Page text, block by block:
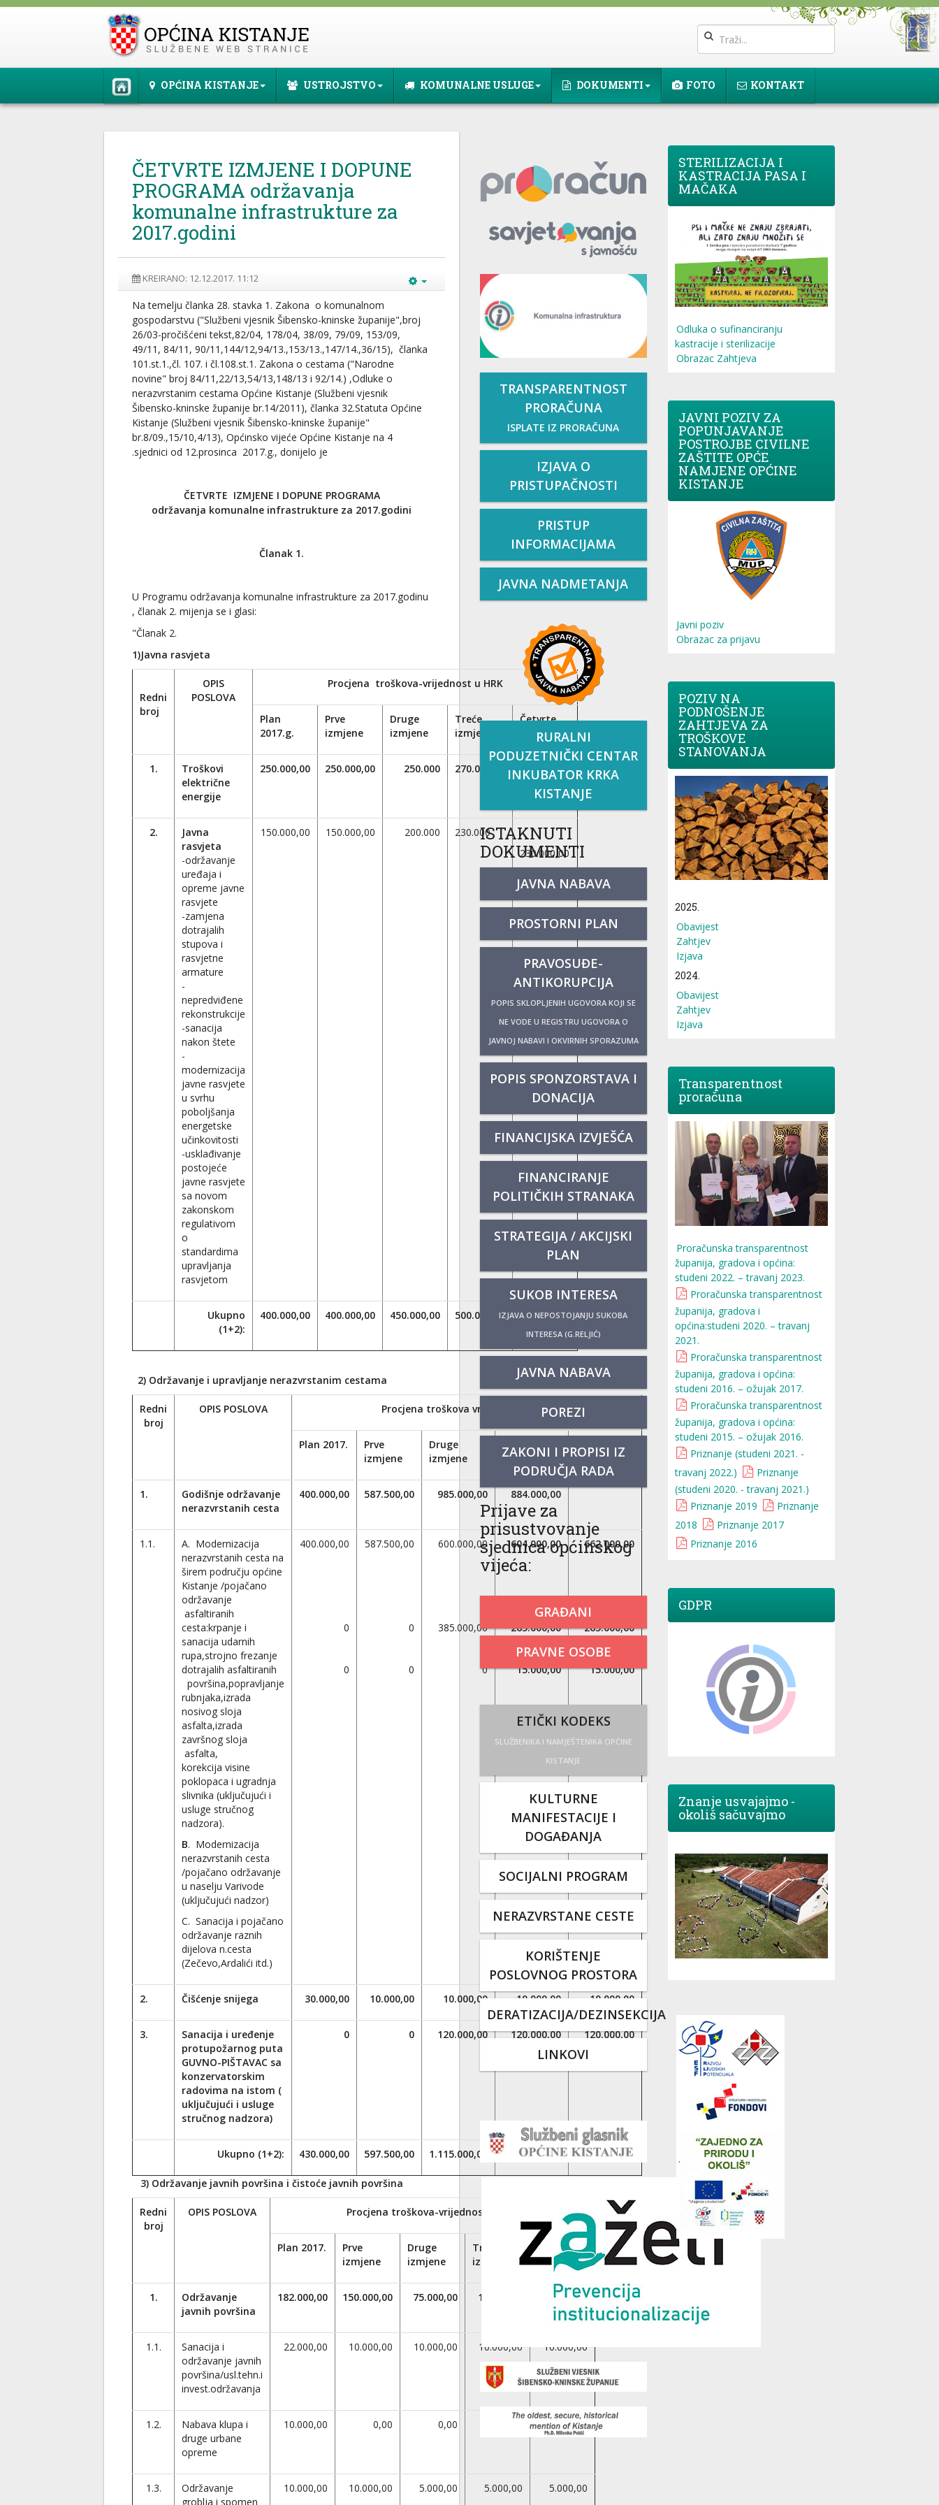
OPĆINA KISTANJE USTROJSTVO KOMUNALNE USLUGE DOKUMENTI FOTO KONTAKT
ČETVRTE IZMJENE I DOPUNE
PROGRAMA održavanja
komunalne infrastrukture za
2017.godini
KREIRANO: 12.12.2017. 11:12
Na temelju članka 28. stavka 1. Zakona o komunalnom
gospodarstvu ("Službeni vjesnik Šibensko-kninske županije",broj
26/03-pročišćeni tekst,82/04, 178/04, 38/09, 79/09, 153/09,
49/11, 84/11, 90/11,144/12,94/13.,153/13.,147/14.,36/15), članka
101.st.1.,čl. 107. i čl.108.st.1. Zakona o cestama ("Narodne
novine" broj 84/11,22/13,54/13,148/13 i 92/14.) ,Odluke o
nerazvrstanim cestama Općine Kistanje (Službeni vjesnik
Šibensko-kninske županije br.14/2011), članka 32.Statuta Općine
Kistanje (Službeni vjesnik Šibensko-kninske županije"
br.8/09.,15/10,4/13), Općinsko vijeće Općine Kistanje na 4
.sjednici od 12.prosinca 2017.g., donijelo je
ČETVRTE IZMJENE I DOPUNE PROGRAMA
održavanja komunalne infrastrukture za 2017.godini
Članak 1.
U Programu održavanja komunalne infrastrukture za 2017.godinu
, članak 2. mijenja se i glasi:
"Članak 2.
1)Javna rasvjeta
Redni
broj
OPIS
POSLOVA
Procjena troškova-vrijednost u HRK
Plan
2017.g.
Prve
izmjene
Druge
izmjene
Treće
izmjene
Četvrte
izmjene
1.
Troškovi
električne
energije
250.000,00 250.000,00 250.000 270.000 333.000,00
2.
Javna
rasvjeta
-održavanje
uređaja i
opreme javne
rasvjete
-zamjena
dotrajalih
stupova i
rasvjetne
armature
-
nepredviđene
rekonstrukcije
-sanacija
nakon štete
-
modernizacija
javne rasvjete
u svrhu
poboljšanja
energetske
učinkovitosti
-usklađivanje
postojeće
javne rasvjete
sa novom
zakonskom
regulativom
o
standardima
upravljanja
rasvjetom
150.000,00 150.000,00 200.000
230.000
230.000,00
Ukupno
(1+2):
400.000,00 400.000,00 450.000,00 500.000,00 563.000,00
2) Održavanje i upravljanje nerazvrstanim cestama
Redni
broj
OPIS POSLOVA Procjena troškova vrijednost u HRK
Plan 2017.
Prve
izmjene
Druge
izmjene
Treće
izmjene
Četvrte
izmjene
1.
Godišnje održavanje
nerazvrstanih cesta
400.000,00 587.500,00 985.000,00 884.000,00
1.1.
A. Modernizacija
nerazvrstanih cesta na
širem području općine
Kistanje /pojačano
održavanje
asfaltiranih
cesta:krpanje i
sanacija udarnih
rupa,strojno frezanje
dotrajalih asfaltiranih
površina,popravljanje
rubnjaka,izrada
nosivog sloja
asfalta,izrada
završnog sloja
asfalta,
korekcija visine
poklopaca i ugradnja
slivnika (uključujući i
usluge stručnog
nadzora).
B. Modernizacija
nerazvrstanih cesta
/pojačano održavanje
u naselju Varivode
(uključujući nadzor)
C. Sanacija i pojačano
održavanje raznih
dijelova n.cesta
(Zečevo,Ardalići itd.)
400.000,00
0
0
587.500,00
0
0
600.000,00
385.000,00
0
604.000,00
265.000,00
15.000,00
662.000,00
265.000,00
15.000,00
2. Čišćenje snijega 30.000,00 10.000,00 10.000,00 10.000,00 10.000,00
3.
Sanacija i uređenje
protupožarnog puta
GUVNO-PIŠTAVAC sa
konzervatorskim
radovima na istom (
uključujući i usluge
stručnog nadzora)
0 0 120.000,00 120.000,00 120.000,00
Ukupno (1+2): 430.000,00 597.500,00 1.115.000,00 1.014.000,00 1.072.000,00
3) Održavanje javnih površina i čistoće javnih površina
Redni
broj
OPIS POSLOVA Procjena troškova-vrijednost u HRK
Plan 2017.
Prve
izmjene
Druge
izmjene
Treće
izmjene
Četvrte
izmjene
1.
Održavanje
javnih površina
182.000,00 150.000,00 75.000,00 15.000,00 15.000,00
1.1.
Sanacija i
održavanje javnih
površina/usl.tehn.i
invest.održavanja
22.000,00 10.000,00 10.000,00 10.000,00 10.000,00
1.2.
Nabava klupa i
druge urbane
opreme
10.000,00 0,00 0,00 0,00
1.3.
Održavanje
groblja i spomen
10.000,00 10.000,00 5.000,00 5.000,00 5.000,00
TRANSPARENTNOST
PRORAČUNA
ISPLATE IZ PRORAČUNA
IZJAVA O
PRISTUPAČNOSTI
PRISTUP
INFORMACIJAMA
JAVNA NADMETANJA
RURALNI
PODUZETNIČKI CENTAR
INKUBATOR KRKA
KISTANJE
ISTAKNUTI
DOKUMENTI
JAVNA NABAVA
PROSTORNI PLAN
PRAVOSUĐE-
ANTIKORUPCIJA
POPIS SKLOPLJENIH UGOVORA KOJI SE
NE VODE U REGISTRU UGOVORA O
JAVNOJ NABAVI I OKVIRNIH SPORAZUMA
POPIS SPONZORSTAVA I
DONACIJA
FINANCIJSKA IZVJEŠĆA
FINANCIRANJE
POLITIČKIH STRANAKA
STRATEGIJA / AKCIJSKI
PLAN
SUKOB INTERESA
IZJAVA O NEPOSTOJANJU SUKOBA
INTERESA (G.RELJIĆ)
JAVNA NABAVA
POREZI
ZAKONI I PROPISI IZ
PODRUČJA RADA
Prijave za
prisustvovanje
sjednica općinskog
vijeća:
GRAĐANI
PRAVNE OSOBE
ETIČKI KODEKS
SLUŽBENIKA I NAMJEŠTENIKA OPĆINE
KISTANJE
KULTURNE
MANIFESTACIJE I
DOGAĐANJA
SOCIJALNI PROGRAM
NERAZVRSTANE CESTE
KORIŠTENJE
POSLOVNOG PROSTORA
DERATIZACIJA/DEZINSEKCIJA
LINKOVI
STERILIZACIJA I
KASTRACIJA PASA I
MAČAKA
Odluka o sufinanciranju
kastracije i sterilizacije
Obrazac Zahtjeva
JAVNI POZIV ZA
POPUNJAVANJE
POSTROJBE CIVILNE
ZAŠTITE OPĆE
NAMJENE OPĆINE
KISTANJE
Javni poziv
Obrazac za prijavu
POZIV NA
PODNOŠENJE
ZAHTJEVA ZA
TROŠKOVE
STANOVANJA
2025.
Obavijest
Zahtjev
Izjava
2024.
Obavijest
Zahtjev
Izjava
Transparentnost
proračuna
Proračunska transparentnost
županija, gradova i općina:
studeni 2022. – travanj 2023.
Proračunska transparentnost
županija, gradova i
općina:studeni 2020. – travanj
2021.
Proračunska transparentnost
županija, gradova i općina:
studeni 2016. – ožujak 2017.
Proračunska transparentnost
županija, gradova i općina:
studeni 2015. – ožujak 2016.
Priznanje (studeni 2021. -
travanj 2022.)
Priznanje
(studeni 2020. - travanj 2021.)
Priznanje 2019
Priznanje
2018
Priznanje 2017
Priznanje 2016
GDPR
Znanje usvajajmo -
okoliš sačuvajmo